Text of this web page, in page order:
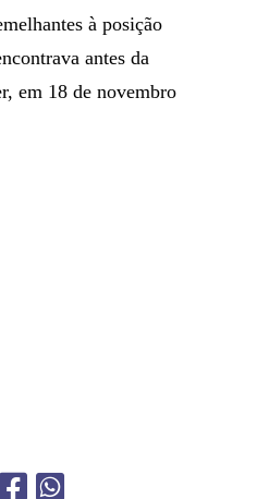
à posição
antes da
em 18 de novembro